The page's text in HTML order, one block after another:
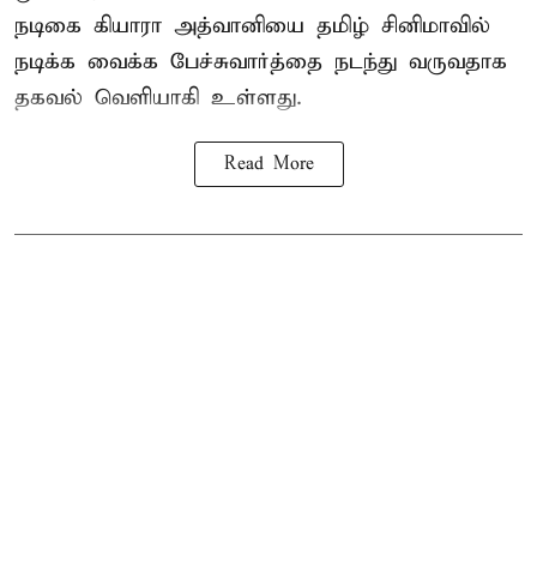
நடிகை கியாரா அத்வானியை தமிழ் சினிமாவில்
நடிக்க வைக்க பேச்சுவார்த்தை நடந்து வருவதாக
தகவல் வெளியாகி உள்ளது.
Read More